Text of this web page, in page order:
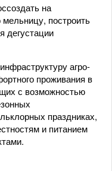
на
построить
дегустации
агро-
проживания в
с возможностью
праздниках,
и питанием